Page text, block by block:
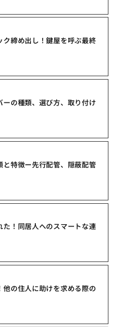
締め出し！鍵屋を呼ぶ最終
ーの種類、選び方、取り付け
特徴ー先行配管、隠蔽配管
た！同居人へのスマートな連
他の住人に助けを求める際の